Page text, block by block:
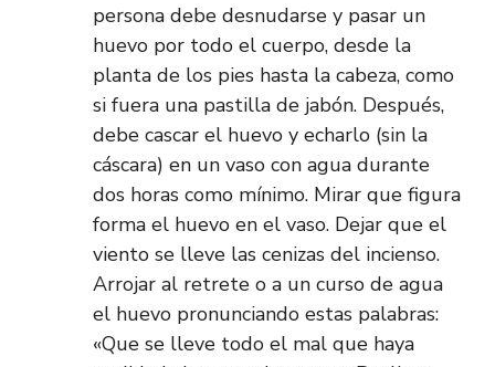
persona debe desnudarse y pasar un
huevo por todo el cuerpo, desde la
planta de los pies hasta la cabeza, como
si fuera una pastilla de jabón. Después,
debe cascar el huevo y echarlo (sin la
cáscara) en un vaso con agua durante
dos horas como mínimo. Mirar que figura
forma el huevo en el vaso. Dejar que el
viento se lleve las cenizas del incienso.
Arrojar al retrete o a un curso de agua
el huevo pronunciando estas palabras:
«Que se lleve todo el mal que haya